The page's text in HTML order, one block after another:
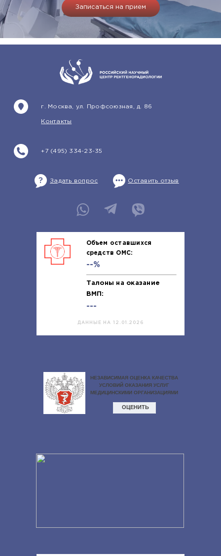
Записаться на прием
+7 (495) 334-23-35
г. Москва, ул. Профсоюзная, д. 86
Контакты
Задать вопрос Оставить отзыв
Объем оставшихся
средств ОМС:
--%
Талоны на оказание
ВМП:
---
ДАННЫЕ НА 12.01.2026